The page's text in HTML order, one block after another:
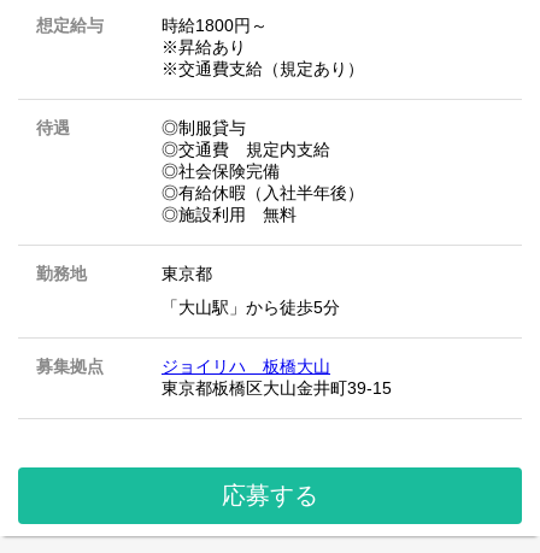
想定給与
時給1800円～
※昇給あり
※交通費支給（規定あり）
待遇
◎制服貸与
◎交通費 規定内支給
◎社会保険完備
◎有給休暇（入社半年後）
◎施設利用 無料
勤務地
東京都
「大山駅」から徒歩5分
募集拠点
ジョイリハ 板橋大山
東京都板橋区大山金井町39-15
応募する